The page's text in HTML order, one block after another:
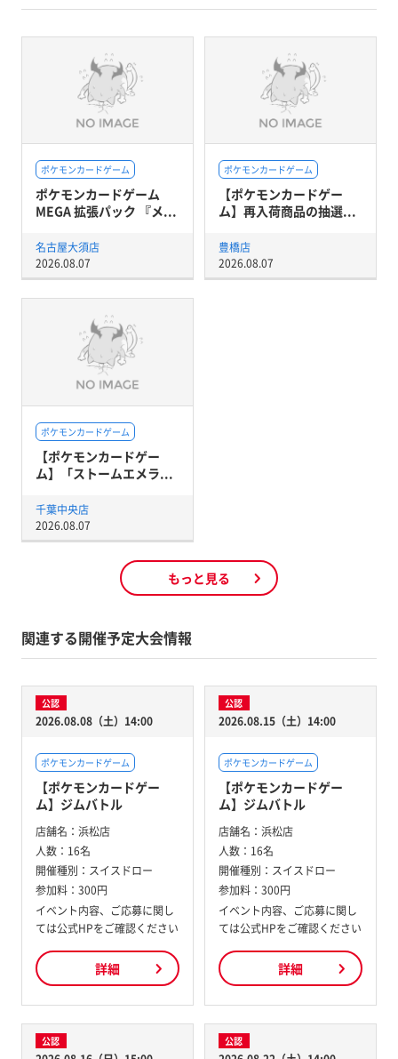
ポケモンカードゲーム
ポケモンカードゲーム
MEGA 拡張パック 『メ...
名古屋大須店
2026.08.07
ポケモンカードゲーム
【ポケモンカードゲー
ム】再入荷商品の抽選...
豊橋店
2026.08.07
ポケモンカードゲーム
【ポケモンカードゲー
ム】「ストームエメラ...
千葉中央店
2026.08.07
もっと見る
関連する開催予定大会情報
公認
2026.08.08（土）14:00
ポケモンカードゲーム
【ポケモンカードゲー
ム】ジムバトル
店舗名： 浜松店
人数： 16名
開催種別： スイスドロー
参加料： 300円
イベント内容、ご応募に関し
ては公式HPをご確認ください
詳細
公認
2026.08.15（土）14:00
ポケモンカードゲーム
【ポケモンカードゲー
ム】ジムバトル
店舗名： 浜松店
人数： 16名
開催種別： スイスドロー
参加料： 300円
イベント内容、ご応募に関し
ては公式HPをご確認ください
詳細
公認 公認